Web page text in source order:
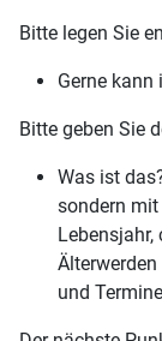
Bitte legen Sie
Gerne kann
Bitte geben Sie
Was ist
sondern
und